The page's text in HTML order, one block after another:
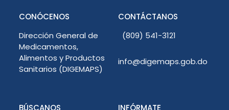
CONÓCENOS
Dirección General de
Medicamentos,
Alimentos y Productos
Sanitarios (DIGEMAPS)
CONTÁCTANOS
(809) 541-3121
info@digemaps.gob.do
BÚSCANOS INFÓRMATE